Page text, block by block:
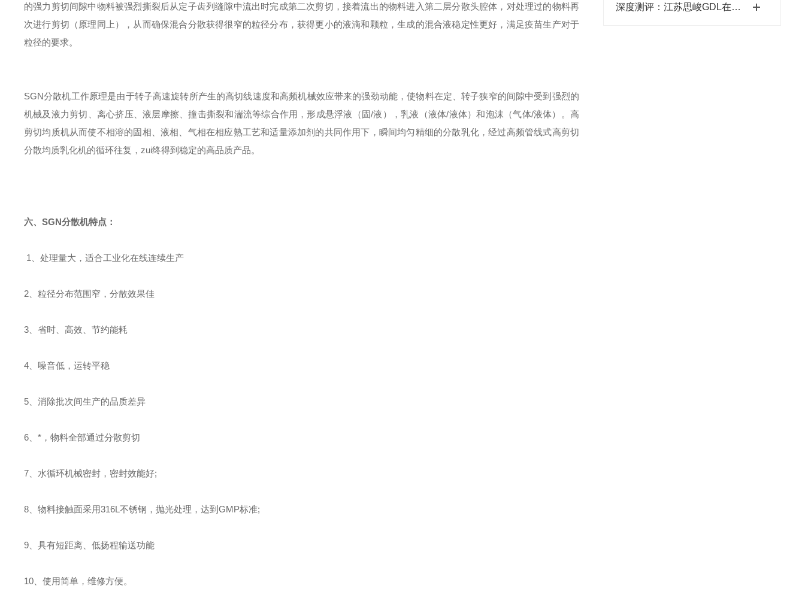
深度测评：江苏思峻GDL在线式乳化机——超高流量设计，管线沉淀的“终结者”
的强力剪切间隙中物料被强烈撕裂后从定子齿列缝隙中流出时完成第二次剪切，接着流出的物料进入第二层分散头腔体，对处理过的物料再
次进行剪切（原理同上），从而确保混合分散获得很窄的粒径分布，获得更小的液滴和颗粒，生成的混合液稳定性更好，满足疫苗生产对于
粒径的要求。
SGN分散机工作原理是由于转子高速旋转所产生的高切线速度和高频机械效应带来的强劲动能，使物料在定、转子狭窄的间隙中受到强烈的
机械及液力剪切、离心挤压、液层摩擦、撞击撕裂和湍流等综合作用，形成悬浮液（固/液），乳液（液体/液体）和泡沫（气体/液体）。高
剪切均质机从而使不相溶的固相、液相、气相在相应熟工艺和适量添加剂的共同作用下，瞬间均匀精细的分散乳化，经过高频管线式高剪切
分散均质乳化机的循环往复，zui终得到稳定的高品质产品。
六、 SGN分散机特点：
1、处理量大，适合工业化在线连续生产
2、粒径分布范围窄，分散效果佳
3、省时、高效、节约能耗
4、噪音低，运转平稳
5、消除批次间生产的品质差异
6、*，物料全部通过分散剪切
7、水循环机械密封，密封效能好;
8、物料接触面采用316L不锈钢，抛光处理，达到GMP标准;
9、具有短距离、低扬程输送功能
10、使用简单，维修方便。